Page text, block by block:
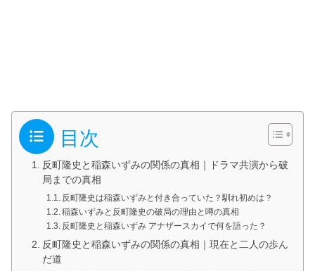
目次
反町隆史と稲森いずみの関係の真相｜ドラマ共演から破
局までの真相
反町隆史は稲森いずみと付き合っていた？馴れ初めは？
稲森いずみと反町隆史の破局の理由と噂の真相
反町隆史と稲森いずみ アナザースカイで何を語った？
反町隆史と稲森いずみの関係の真相｜現在と二人の歩ん
だ道